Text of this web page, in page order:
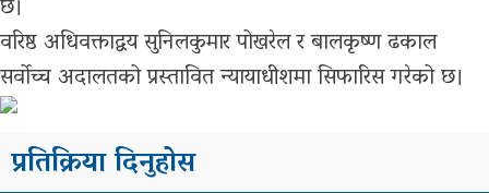
छ।
वरिष्ठ अधिवक्ताद्वय सुनिलकुमार पोखरेल र बालकृष्ण ढकाल
सर्वोच्च अदालतको प्रस्तावित न्यायाधीशमा सिफारिस गरेको छ।
प्रतिक्रिया दिनुहोस